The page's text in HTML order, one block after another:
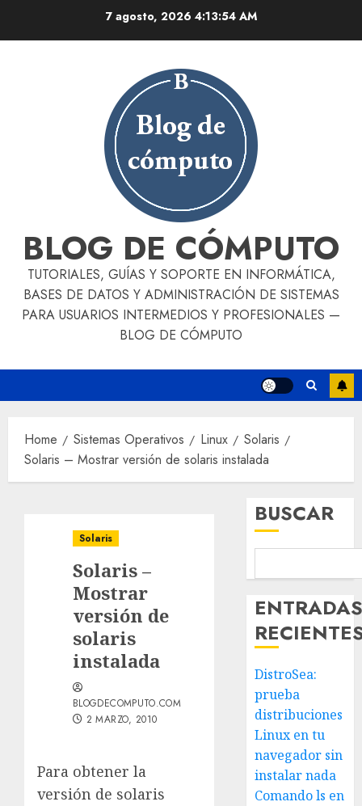
7 agosto, 2026 4:13:55 AM
BLOG DE CÓMPUTO
TUTORIALES, GUÍAS Y SOPORTE EN INFORMÁTICA,
BASES DE DATOS Y ADMINISTRACIÓN DE SISTEMAS
PARA USUARIOS INTERMEDIOS Y PROFESIONALES —
BLOG DE CÓMPUTO
Home Sistemas Operativos Linux
Solaris
Solaris – Mostrar versión de solaris instalada
Solaris
Solaris –
Mostrar
versión de
solaris
instalada
BLOGDECOMPUTO.COM
2 MARZO, 2010
Para obtener la
versión de solaris
BUSCAR
DistroSea:
prueba
distribuciones
Linux en tu
navegador sin
instalar nada
Comando ls en